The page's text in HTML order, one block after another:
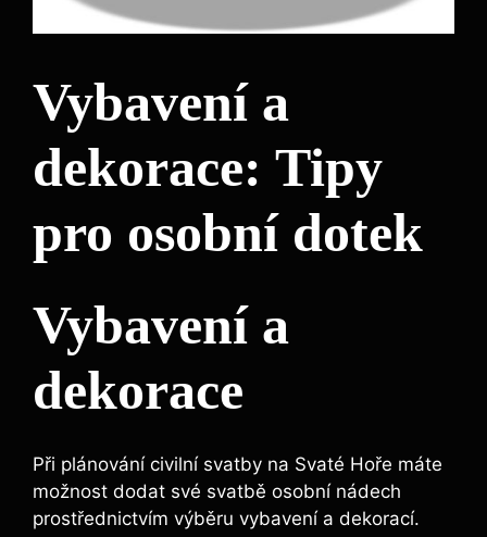
Vybavení a
dekorace: Tipy
pro osobní dotek
Vybavení a
dekorace
Při plánování civilní svatby na Svaté Hoře máte
možnost dodat své svatbě osobní nádech
prostřednictvím výběru vybavení a dekorací.